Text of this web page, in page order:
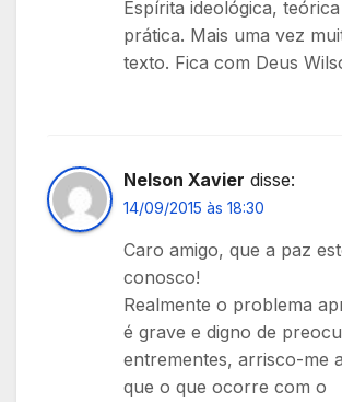
Espírita ideológica,
prática. Mais uma vez
texto. Fica com Deus
Nelson Xavier disse:
14/09/2015 às 18:30
Caro amigo, que a paz
conosco!
Realmente o problema
é grave e digno de
entrementes, arrisco-me
que o que ocorre com o